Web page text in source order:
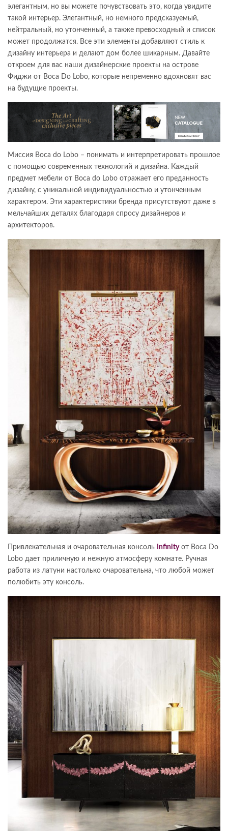
элегантным, но вы можете почувствовать это, когда увидите
такой интерьер. Элегантный, но немного предсказуемый,
нейтральный, но утонченный, а также превосходный и список
может продолжатся. Все эти элементы добавляют стиль к
дизайну интерьера и делают дом более шикарным. Давайте
откроем для вас наши дизайнерские проекты на острове
Фиджи от Boca Do Lobo, которые непременно вдохновят вас
на будущие проекты.
Миссия Boca do Lobo – понимать и интерпретировать прошлое
с помощью современных технологий и дизайна. Каждый
предмет мебели от Boca do Lobo отражает его преданность
дизайну, с уникальной индивидуальностью и утонченным
характером. Эти характеристики бренда присутствуют даже в
мельчайших деталях благодаря спросу дизайнеров и
архитекторов.
Привлекательная и очаровательная консоль Infinityот Boca Do
Lobo дает приличную и нежную атмосферу комнате. Ручная
работа из латуни настолько очаровательна, что любой может
полюбить эту консоль.